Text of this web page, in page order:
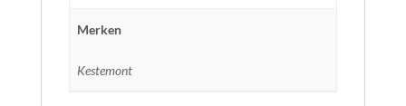
Merken
Kestemont